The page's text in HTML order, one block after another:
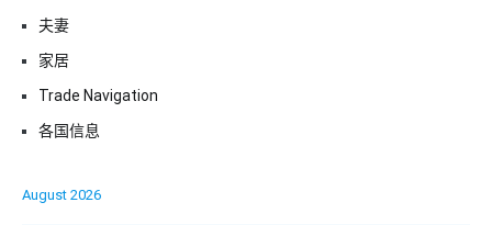
夫妻
家居
Trade Navigation
各国信息
August 2026